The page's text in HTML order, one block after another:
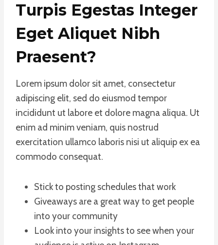
Turpis Egestas Integer
Eget Aliquet Nibh
Praesent?
Lorem ipsum dolor sit amet, consectetur
adipiscing elit, sed do eiusmod tempor
incididunt ut labore et dolore magna aliqua. Ut
enim ad minim veniam, quis nostrud
exercitation ullamco laboris nisi ut aliquip ex ea
commodo consequat.
Stick to posting schedules that work
Giveaways are a great way to get people
into your community
Look into your insights to see when your